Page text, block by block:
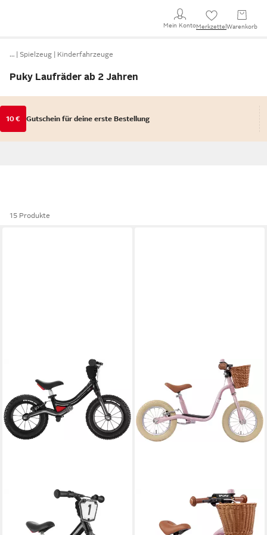
Mein KontoMerkzettel Warenkorb
… Spielzeug Kinderfahrzeuge
Puky Laufräder ab 2 Jahren
10 € Gutschein für deine erste Bestellung
15 Produkte